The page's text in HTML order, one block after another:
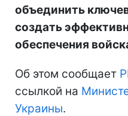
объединить
создать
обеспечения
Об этом сообщает
ссылкой на
Украины.